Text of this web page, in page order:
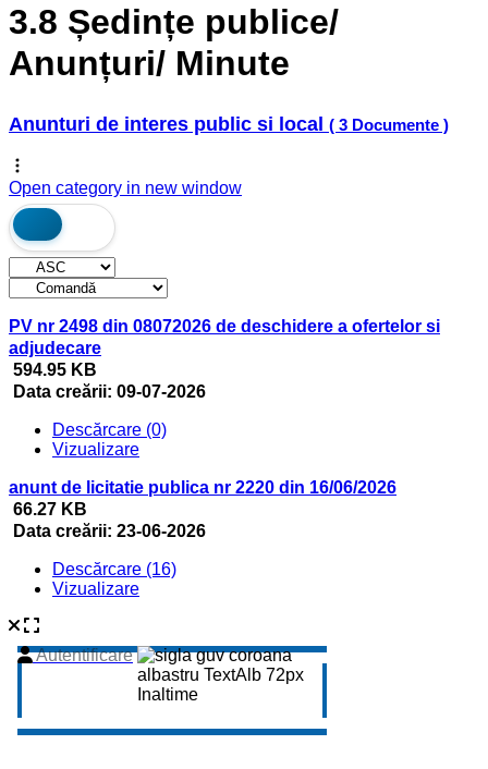
3.8 Ședințe publice/
Anunțuri/ Minute
Anunturi de interes public si local ( 3 Documente )
Open category in new window
PV nr 2498 din 08072026 de deschidere a ofertelor si
adjudecare
594.95 KB
Data creării: 09-07-2026
Descărcare (0)
Vizualizare
anunt de licitatie publica nr 2220 din 16/06/2026
66.27 KB
Data creării: 23-06-2026
Descărcare (16)
Vizualizare